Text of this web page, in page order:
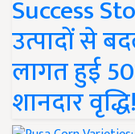
Success
उत्पादों से
लागत हुई
शानदार वृद्धि!